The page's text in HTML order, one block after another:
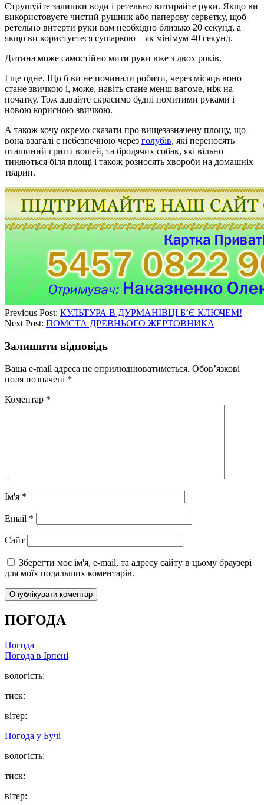
Струшуйте залишки води і ретельно витирайте руки. Якщо ви
використовуєте чистий рушник або паперову серветку, щоб
ретельно витерти руки вам необхідно близько 20 секунд, а
якщо ви користуєтеся сушаркою – як мінімум 40 секунд.
Дитина може самостійно мити руки вже з двох років.
І ще одне. Що б ви не починали робити, через місяць воно
стане звичкою і, може, навіть стане менш вагоме, ніж на
початку. Тож давайте скрасимо будні помитими руками і
новою корисною звичкою.
А також хочу окремо сказати про вищезазначену площу, що
вона взагалі є небезпечною через голубів, які переносять
пташиний грип і вошей, та бродячих собак, які вільно
тиняються біля площі і також розносять хвороби на домашніх
тварин.
Previous Post: КУЛЬТУРА В ДУРМАНІВЦІ Б’Є КЛЮЧЕМ!
Next Post: ПОМСТА ДРЕВНЬОГО ЖЕРТОВНИКА
Залишити відповідь
Ваша e-mail адреса не оприлюднюватиметься. Обов’язкові
поля позначені *
Коментар *
Ім'я *
Email *
Сайт
Зберегти моє ім'я, e-mail, та адресу сайту в цьому браузері
для моїх подальших коментарів.
ПОГОДА
Погода
Погода в Ірпені
вологість:
тиск:
вітер:
Погода у Бучі
вологість:
тиск:
вітер: